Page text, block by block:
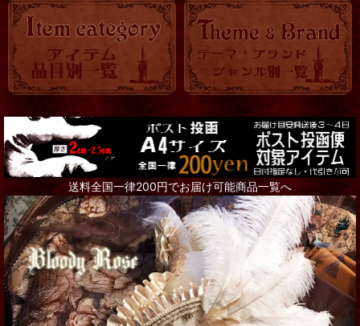
時計
バッグ・ポーチ
トランク・BOX
アクセサリー全て
Steampunk Goggles
リング
ネックレス
ピアス
ブローチ
送料全国一律200円でお届け可能商品一覧へ